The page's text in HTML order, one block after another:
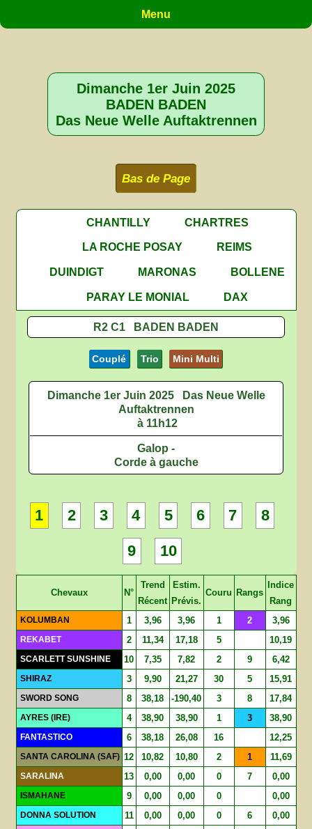
Menu
Dimanche 1er Juin 2025
BADEN BADEN
Das Neue Welle Auftaktrennen
Bas de Page
CHANTILLY
CHARTRES
LA ROCHE POSAY
REIMS
DUINDIGT
MARONAS
BOLLENE
PARAY LE MONIAL
DAX
R2 C1 BADEN BADEN
Couplé Trio Mini Multi
Dimanche 1er Juin 2025
Das Neue Welle
Auftaktrennen
à 11h12
Galop -
Corde à gauche
1 2 3 4 5 6 7 8
9 10
Chevaux N°
Trend
Récent
Estim.
Prévis.
Couru Rangs
Indice
Rang
KOLUMBAN 1 3,96 3,96 1 2 3,96
REKABET 2 11,34 17,18 5 10,19
SCARLETT SUNSHINE 10 7,35 7,82 2 9 6,42
SHIRAZ 3 9,90 21,27 30 5 15,91
SWORD SONG 8 38,18 -190,40 3 8 17,84
AYRES (IRE) 4 38,90 38,90 1 3 38,90
FANTASTICO 6 38,18 26,08 16 12,25
SANTA CAROLINA (SAF) 12 10,82 10,80 2 1 11,69
SARALINA 13 0,00 0,00 0 7 0,00
ISMAHANE 9 0,00 0,00 0 0,00
DONNA SOLUTION 11 0,00 0,00 0 6 0,00